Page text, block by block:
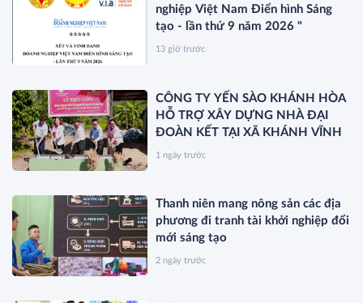
nghiệp Việt Nam Điển hình Sáng
tạo - lần thứ 9 năm 2026 "
13 giờ trước
CÔNG TY YẾN SÀO KHÁNH HÒA
HỖ TRỢ XÂY DỰNG NHÀ ĐẠI
ĐOÀN KẾT TẠI XÃ KHÁNH VĨNH
1 ngày trước
Thanh niên mang nông sản các địa
phương đi tranh tài khởi nghiệp đổi
mới sáng tạo
2 ngày trước